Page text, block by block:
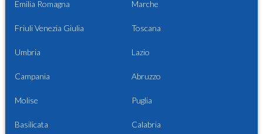
Emilia Romagna Marche
Friuli Venezia Giulia Toscana
Umbria Lazio
Campania Abruzzo
Molise Puglia
Basilicata Calabria